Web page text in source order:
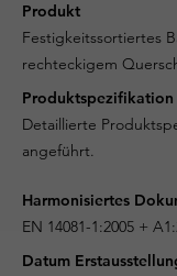
Produkt
Festigkeitssortiertes
rechteckigem
Produktspezifikation
Detaillierte
angeführt.
Harmonisiertes
EN 14081-1:2005 +
Datum